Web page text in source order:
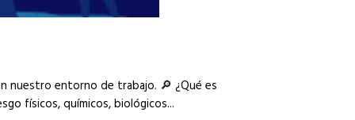
nuestro entorno de trabajo. 🔎 ¿Qué es
físicos, químicos, biológicos...